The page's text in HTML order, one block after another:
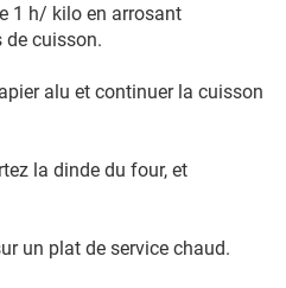
1 h/ kilo en arrosant
de cuisson.
alu et continuer la cuisson
la dinde du four, et
un plat de service chaud.